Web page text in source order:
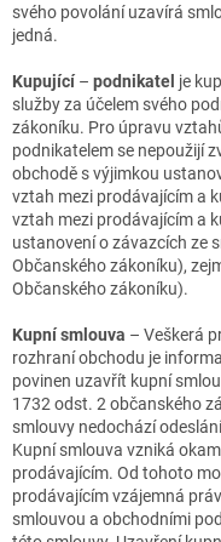
svého povolání uzavírá
jedná.
Kupující – podnikatel je
služby za účelem svého
zákoníku. Pro úpravu
podnikatelem se nepoužijí
obchodě s výjimkou
vztah mezi prodávajícím a
vztah mezi prodávajícím a
ustanovení o závazcích ze
Občanského zákoníku),
Občanského zákoníku).
Kupní smlouva – Veškerá
rozhraní obchodu je
povinen uzavřít kupní
1732 odst. 2 občanského
smlouvy nedochází
Kupní smlouva vzniká
prodávajícím. Od tohoto
prodávajícím vzájemná
smlouvou a obchodními